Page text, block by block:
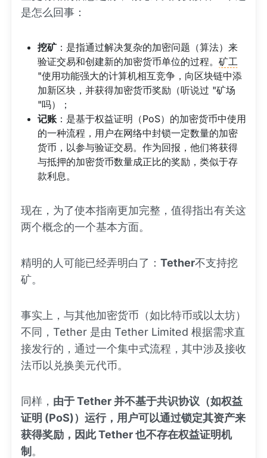
是怎么回事：
挖矿：是指通过解决复杂的加密问题（算法）来
验证交易和创建新的加密货币单位的过程。 矿工
"使用功能强大的计算机相互竞争，向区块链中添
加新区块，并获得加密货币奖励（听说过 "矿场
"吗）；
记账 ：是基于权益证明（PoS）的加密货币中使用
的一种流程，用户在网络中封锁一定数量的加密
货币，以参与验证交易。作为回报，他们将获得
与抵押的加密货币数量成正比的奖励，类似于存
款利息。
现在，为了使本指南更加完整，值得指出有关这
两个概念的一个基本方面。
精明的人可能已经弄明白了： Tether不支持挖
矿。
事实上，与其他加密货币（如比特币或以太坊）
不同，Tether 是由 Tether Limited 根据需求直
接发行的，通过一个集中式流程，其中涉及接收
法币以兑换美元代币。
同样， 由于 Tether 并不基于共识协议（如权益
证明 (PoS)）运行，用户可以通过锁定其资产来
获得奖励，因此 Tether 也不存在权益证明机
制 。